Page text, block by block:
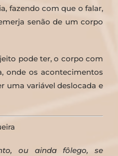
fazendo com que o falar,
senão de um corpo
pode ter, o corpo com
onde os acontecimentos
uma variável deslocada e
ou ainda fôlego, se